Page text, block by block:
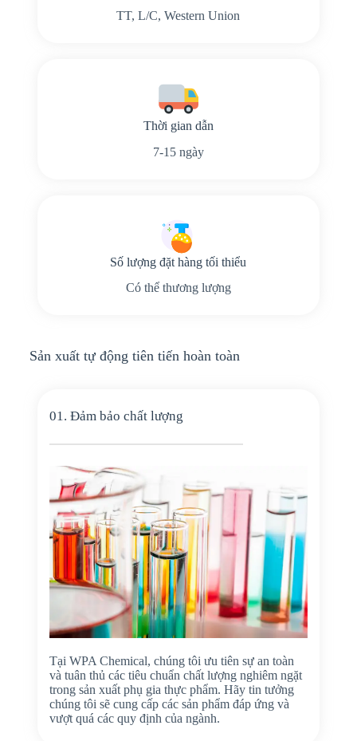
TT, L/C, Western Union
Thời gian dẫn
7-15 ngày
Số lượng đặt hàng tối thiểu
Có thể thương lượng
Sản xuất tự động tiên tiến hoàn toàn
01. Đảm bảo chất lượng
Tại WPA Chemical, chúng tôi ưu tiên sự an toàn
và tuân thủ các tiêu chuẩn chất lượng nghiêm ngặt
trong sản xuất phụ gia thực phẩm. Hãy tin tưởng
chúng tôi sẽ cung cấp các sản phẩm đáp ứng và
vượt quá các quy định của ngành.